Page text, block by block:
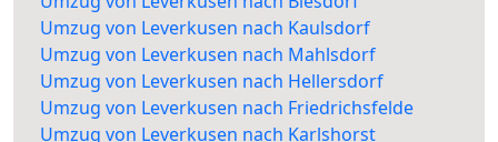
Umzug von Leverkusen nach Kaulsdorf
Umzug von Leverkusen nach Mahlsdorf
Umzug von Leverkusen nach Hellersdorf
Umzug von Leverkusen nach Friedrichsfelde
Umzug von Leverkusen nach Karlshorst